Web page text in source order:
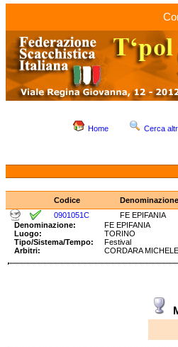
Home Cerca
Codice Denominazione
0901051C
FE EPIFANIA
Denominazione:
FE EPIFANIA
Luogo:
TORINO
Tipo/Sistema/Tempo:
Festival
Arbitri:
CORDARA